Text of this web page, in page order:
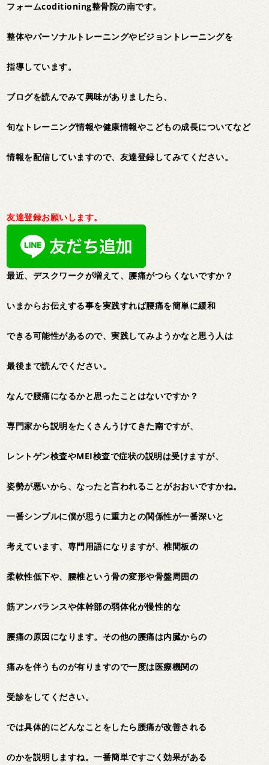
フォームcoditioning整骨院の南です。
整体やパーソナルトレーニングやビジョントレーニングを
指導しています。
ブログを読んでみて興味がありましたら、
旬なトレーニング情報や健康情報やこどもの成長についてなど
情報を配信していますので、友達登録してみてください。
友達登録お願いします。
最近、デスクワークが増えて、腰痛がつらくないですか？
いまからお伝えする事を実践すれば腰痛を簡単に緩和
できる可能性があるので、実践してみようかなと思う人は
最後まで読んでください。
なんで腰痛になるかと思ったことはないですか？
専門家から説明をたくさんうけてきた南ですが、
レントゲン検査やMEI検査で症状の説明は受けますが、
姿勢が悪いから、なったと言われることがおおいですかね。
一番シンプルに僕が思うに重力との関係性が一番深いと
考えています、専門用語になりますが、椎間板の
柔軟性低下や、腰椎という骨の変形や骨盤周囲の
筋アンバランスや体幹部の弱体化が慢性的な
腰痛の原因になります。その他の腰痛は内臓からの
痛みを伴うものが有りますので一度は医療機関の
受診をしてください。
では具体的にどんなことをしたら腰痛が改善される
のかを説明しますね。一番簡単ですごく効果がある